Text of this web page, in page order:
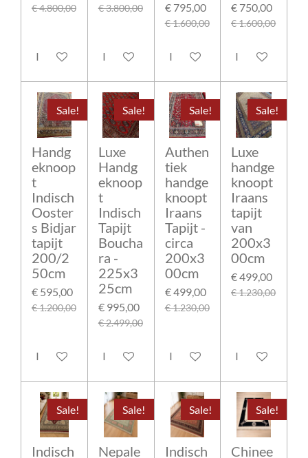
€ 4.800,00
In winkelwagen
€ 3.800,00
In winkelwagen
€ 795,00
€ 1.600,00
In winkelwagen
€ 750,00
€ 1.600,00
In
Sale!
Handg
eknoop
t
Indisch
Ooster
s Bidjar
tapijt
200/2
50cm
€ 595,00
€ 1.200,00
In winkelwagen
Sale!
Luxe
Handg
eknoop
t
Indisch
Tapijt
Boucha
ra -
225x3
25cm
€ 995,00
€ 2.499,00
In winkelwagen
Sale!
Authen
tiek
handge
knoopt
Iraans
Tapijt -
circa
200x3
00cm
€ 499,00
€ 1.230,00
In winkelwagen
Sale!
Luxe
handge
knoopt
Iraans
tapijt
van
200x3
00cm
€ 499,00
€ 1.230,00
In
Sale!
Indisch
Sale!
Nepale
Sale!
Indisch
Sale!
Chinee